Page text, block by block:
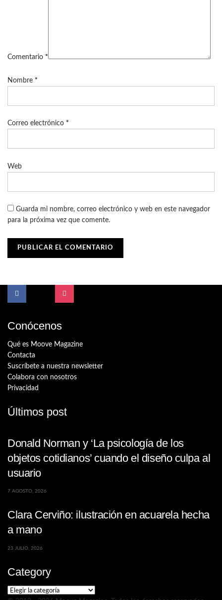
Comentario *
Nombre *
Correo electrónico *
Web
Guarda mi nombre, correo electrónico y web en este navegador
para la próxima vez que comente.
Conócenos
Qué es Moove Magazine
Contacta
Suscríbete a nuestra newsletter
Colabora con nosotros
Privacidad
Últimos post
Donald Norman y ‘La psicología de los
objetos cotidianos’ cuando el diseño culpa al
usuario
7 AGOSTO, 2026
Clara Cerviño: ilustración en acuarela hecha
a mano
23 JULIO, 2026
Category
Category